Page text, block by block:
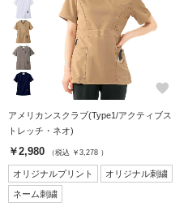
favorite
アメリカンスクラブ(Type1/アクティブス
トレッチ・ネオ)
￥2,980 （税込 ￥3,278 ）
オリジナルプリント オリジナル刺繍
ネーム刺繍